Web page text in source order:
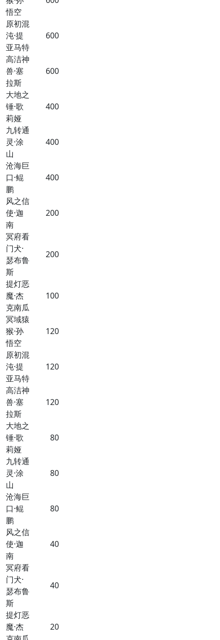
悟空
原初混
沌·提
亚马特
600
高洁神
兽·塞
拉斯
600
大地之
锤·歌
莉娅
400
九转通
灵·涂
山
400
沧海巨
口·鲲
鹏
400
风之信
使·迦
南
200
冥府看
门犬·
瑟布鲁
斯
200
提灯恶
魔·杰
克南瓜
100
冥域猿
猴·孙
悟空
120
原初混
沌·提
亚马特
120
高洁神
兽·塞
拉斯
120
大地之
锤·歌
莉娅
80
九转通
灵·涂
山
80
沧海巨
口·鲲
鹏
80
风之信
使·迦
南
40
冥府看
门犬·
瑟布鲁
斯
40
提灯恶
魔·杰
20